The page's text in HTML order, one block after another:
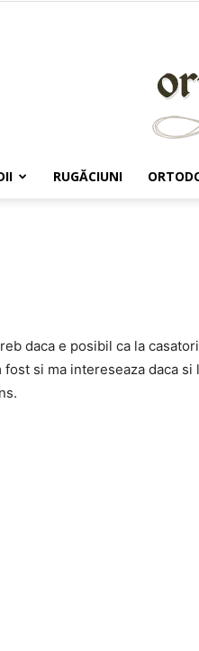
RUGĂCIUNI
daca e posibil ca la
si ma intereseaza daca si